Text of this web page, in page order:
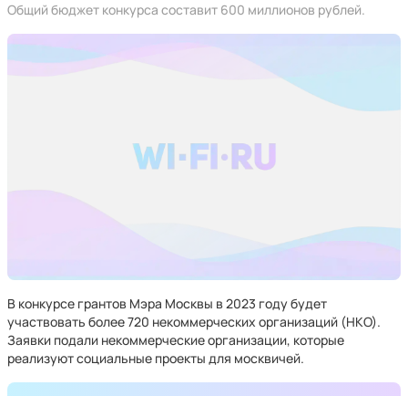
Общий бюджет конкурса составит 600 миллионов рублей.
В конкурсе грантов Мэра Москвы в 2023 году будет
участвовать более 720 некоммерческих организаций (НКО).
Заявки подали некоммерческие организации, которые
реализуют социальные проекты для москвичей.